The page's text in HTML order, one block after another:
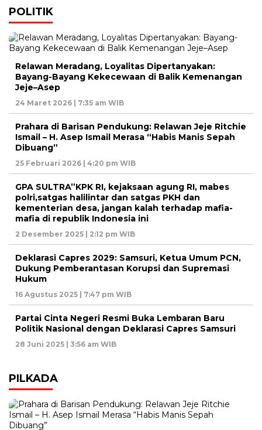
POLITIK
Relawan Meradang, Loyalitas Dipertanyakan:
Bayang-Bayang Kekecewaan di Balik Kemenangan
Jeje–Asep
24 Maret 2026 | 7:35 am WIB
Prahara di Barisan Pendukung: Relawan Jeje Ritchie
Ismail – H. Asep Ismail Merasa “Habis Manis Sepah
Dibuang”
25 Februari 2026 | 4:20 pm WIB
GPA SULTRA”KPK RI, kejaksaan agung RI, mabes
polri,satgas halilintar dan satgas PKH dan
kementerian desa, jangan kalah terhadap mafia-
mafia di republik Indonesia ini
2 Desember 2025 | 2:12 pm WIB
Deklarasi Capres 2029: Samsuri, Ketua Umum PCN,
Dukung Pemberantasan Korupsi dan Supremasi
Hukum
16 Agustus 2025 | 7:47 pm WIB
Partai Cinta Negeri Resmi Buka Lembaran Baru
Politik Nasional dengan Deklarasi Capres Samsuri
28 Juni 2025 | 3:56 am WIB
PILKADA